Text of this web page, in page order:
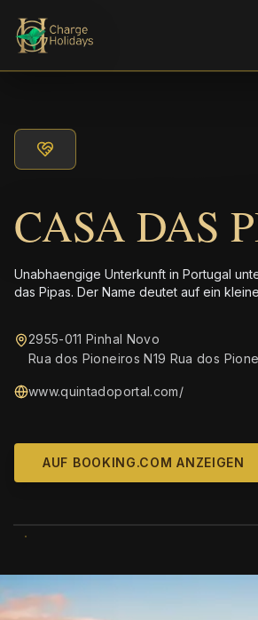
CASA DAS
Unabhaengige Unterkunft in Portugal
das Pipas. Der Name deutet auf ein
2955-011 Pinhal Novo
Rua dos Pioneiros N19 Rua dos
www.quintadoportal.com/
AUF BOOKING.COM ANZEIGEN